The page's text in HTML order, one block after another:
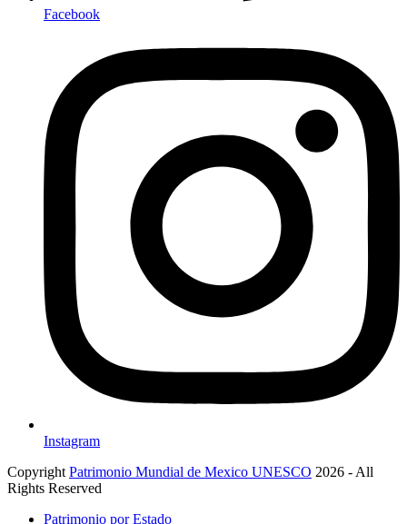
Facebook
Instagram
Copyright Patrimonio Mundial de Mexico UNESCO 2026 - All
Rights Reserved
Patrimonio por Estado